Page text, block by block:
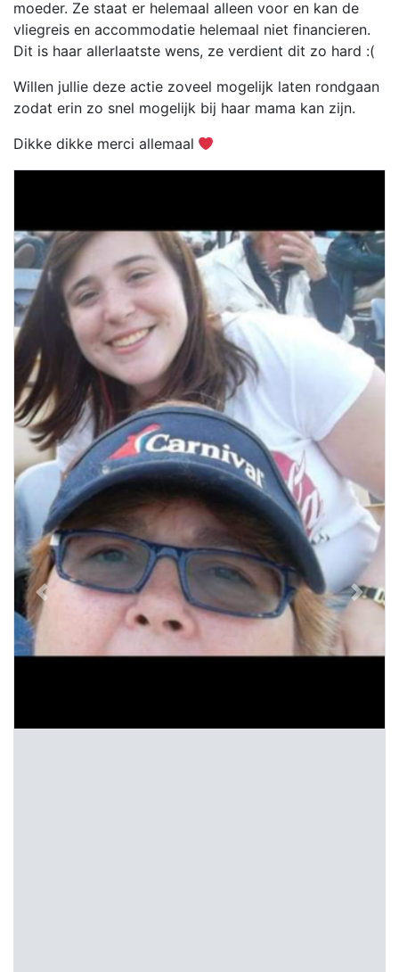
Previous Next
moeder. Ze staat er helemaal alleen voor en kan de
vliegreis en accommodatie helemaal niet financieren.
Dit is haar allerlaatste wens, ze verdient dit zo hard :(
Willen jullie deze actie zoveel mogelijk laten rondgaan
zodat erin zo snel mogelijk bij haar mama kan zijn.
Dikke dikke merci allemaal